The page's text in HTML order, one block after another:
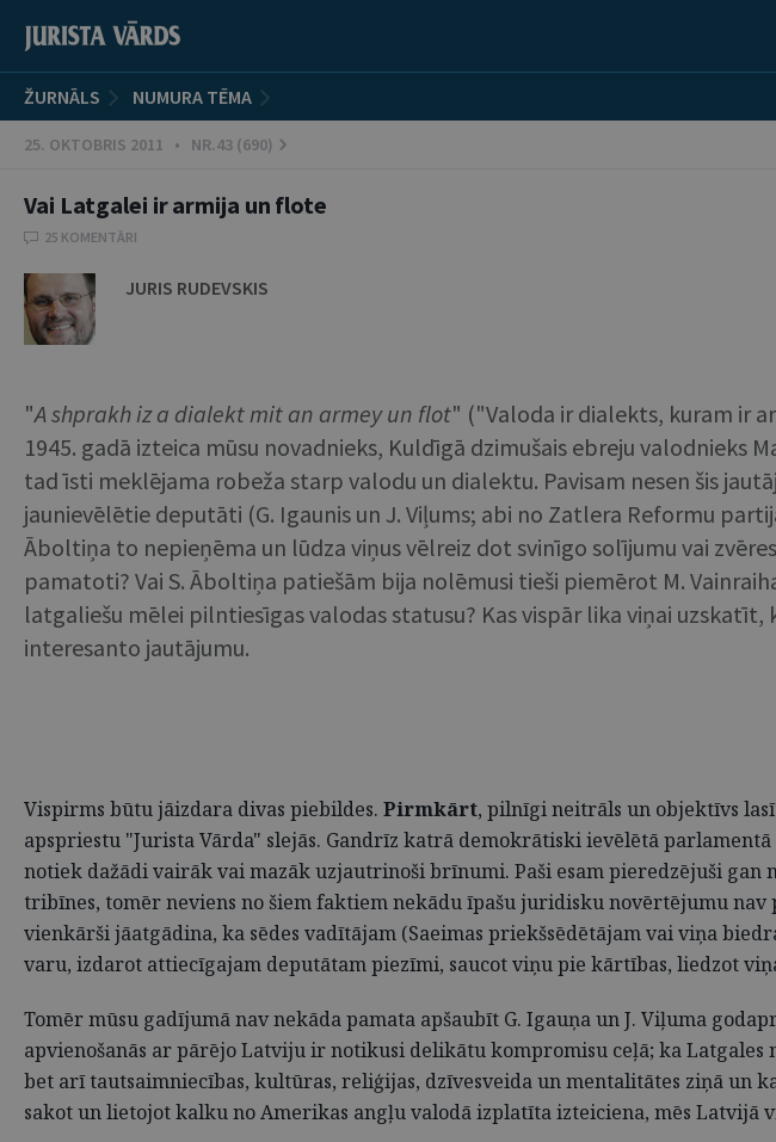
ŽURNĀLS NUMURA TĒMA
25. OKTOBRIS 2011 • NR.43 (690)
Vai Latgalei ir armija un flote
25 KOMENTĀRI
JURIS RUDEVSKIS
"A shprakh iz a dialekt mit an armey un flot" ("Valoda ir dialekts, kuram ir
1945. gadā izteica mūsu novadnieks, Kuldīgā dzimušais ebreju valodnieks
tad īsti meklējama robeža starp valodu un dialektu. Pavisam nesen šis
jaunievēlētie deputāti (G. Igaunis un J. Viļums; abi no Zatlera Reformu
Āboltiņa to nepieņēma un lūdza viņus vēlreiz dot svinīgo solījumu vai
pamatoti? Vai S. Āboltiņa patiešām bija nolēmusi tieši piemērot M.
latgaliešu mēlei pilntiesīgas valodas statusu? Kas vispār lika viņai
interesanto jautājumu.
Vispirms būtu jāizdara divas piebildes. Pirmkārt, pilnīgi neitrāls un objektīvs
apspriestu "Jurista Vārda" slejās. Gandrīz katrā demokrātiski ievēlētā
notiek dažādi vairāk vai mazāk uzjautrinoši brīnumi. Paši esam pieredzējuši gan
tribīnes, tomēr neviens no šiem faktiem nekādu īpašu juridisku novērtējumu
vienkārši jāatgādina, ka sēdes vadītājam (Saeimas priekšsēdētājam vai viņa
varu, izdarot attiecīgajam deputātam piezīmi, saucot viņu pie kārtības, liedzot
Tomēr mūsu gadījumā nav nekāda pamata apšaubīt G. Igauņa un J. Viļuma
apvienošanās ar pārējo Latviju ir notikusi delikātu kompromisu ceļā; ka
bet arī tautsaimniecības, kultūras, reliģijas, dzīvesveida un mentalitātes ziņā un
sakot un lietojot kalku no Amerikas angļu valodā izplatīta izteiciena, mēs Latvijā